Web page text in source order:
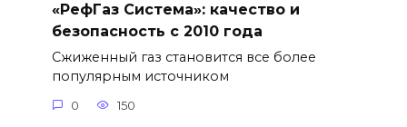
«РефГаз Система»: качество и
безопасность с 2010 года
Сжиженный газ становится все более
популярным источником
0 150